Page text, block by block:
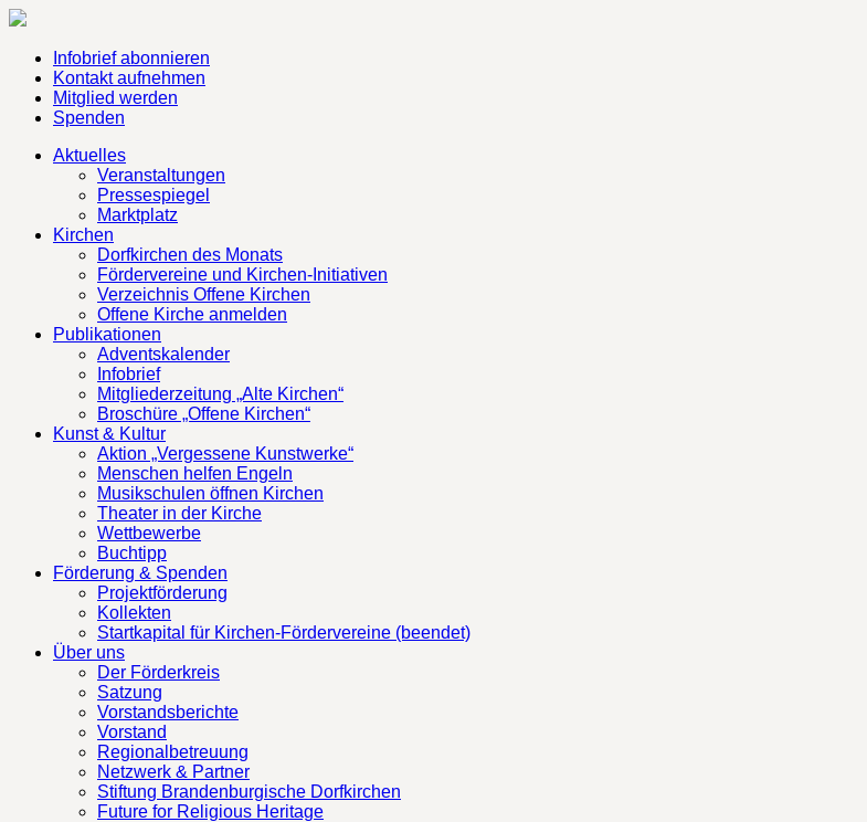
Infobrief abonnieren
Kontakt aufnehmen
Mitglied werden
Spenden
Aktuelles
Veranstaltungen
Pressespiegel
Marktplatz
Kirchen
Dorfkirchen des Monats
Fördervereine und Kirchen-Initiativen
Verzeichnis Offene Kirchen
Offene Kirche anmelden
Publikationen
Adventskalender
Infobrief
Mitgliederzeitung „Alte Kirchen“
Broschüre „Offene Kirchen“
Kunst & Kultur
Aktion „Vergessene Kunstwerke“
Menschen helfen Engeln
Musikschulen öffnen Kirchen
Theater in der Kirche
Wettbewerbe
Buchtipp
Förderung & Spenden
Projektförderung
Kollekten
Startkapital für Kirchen-Fördervereine (beendet)
Über uns
Der Förderkreis
Satzung
Vorstandsberichte
Vorstand
Regionalbetreuung
Netzwerk & Partner
Stiftung Brandenburgische Dorfkirchen
Future for Religious Heritage